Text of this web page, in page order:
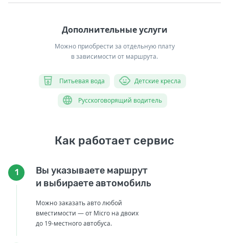
Дополнительные услуги
Можно приобрести за отдельную плату
в зависимости от маршрута.
Питьевая вода Детские кресла
Русскоговорящий водитель
Как работает сервис
1
Вы указываете маршрут
и выбираете автомобиль
Можно заказать авто любой
вместимости — от Micro на двоих
до 19-местного автобуса.